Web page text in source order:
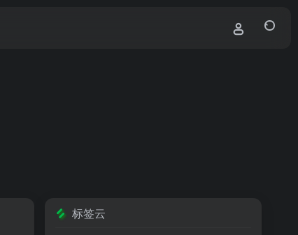
标签云